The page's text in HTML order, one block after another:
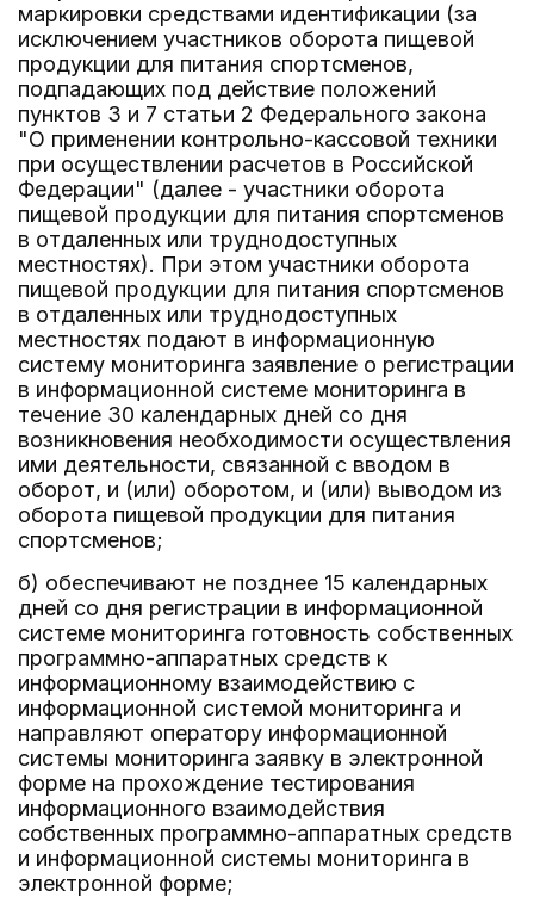
маркировки средствами идентификации (за
исключением участников оборота пищевой
продукции для питания спортсменов,
подпадающих под действие положений
пунктов 3 и 7 статьи 2 Федерального закона
"О применении контрольно-кассовой техники
при осуществлении расчетов в Российской
Федерации" (далее - участники оборота
пищевой продукции для питания спортсменов
в отдаленных или труднодоступных
местностях). При этом участники оборота
пищевой продукции для питания спортсменов
в отдаленных или труднодоступных
местностях подают в информационную
систему мониторинга заявление о регистрации
в информационной системе мониторинга в
течение 30 календарных дней со дня
возникновения необходимости осуществления
ими деятельности, связанной с вводом в
оборот, и (или) оборотом, и (или) выводом из
оборота пищевой продукции для питания
спортсменов;
б) обеспечивают не позднее 15 календарных
дней со дня регистрации в информационной
системе мониторинга готовность собственных
программно-аппаратных средств к
информационному взаимодействию с
информационной системой мониторинга и
направляют оператору информационной
системы мониторинга заявку в электронной
форме на прохождение тестирования
информационного взаимодействия
собственных программно-аппаратных средств
и информационной системы мониторинга в
электронной форме;